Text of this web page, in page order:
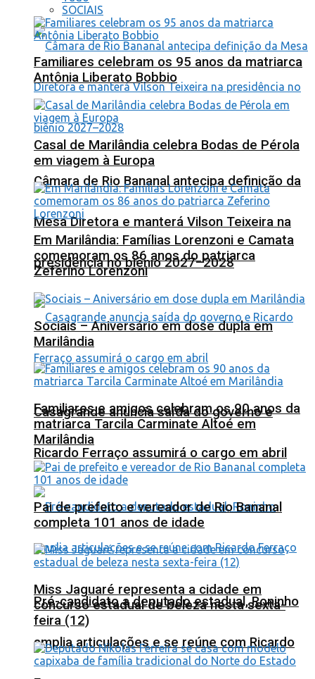
Câmara de Rio Bananal antecipa definição da
Mesa Diretora e manterá Vilson Teixeira na
presidência no biênio 2027–2028
Casagrande anuncia saída do governo e
Ricardo Ferraço assumirá o cargo em abril
Pré-candidato a deputado estadual, Roninho
amplia articulações e se reúne com Ricardo
SOCIAIS
Familiares celebram os 95 anos da matriarca
Antônia Liberato Bobbio
Casal de Marilândia celebra Bodas de Pérola
em viagem à Europa
Em Marilândia: Famílias Lorenzoni e Camata
comemoram os 86 anos do patriarca
Zeferino Lorenzoni
Sociais – Aniversário em dose dupla em
Marilândia
Familiares e amigos celebram os 90 anos da
matriarca Tarcila Carminate Altoé em
Marilândia
Pai de prefeito e vereador de Rio Bananal
completa 101 anos de idade
Miss Jaguaré representa a cidade em
concurso estadual de beleza nesta sexta-
feira (12)